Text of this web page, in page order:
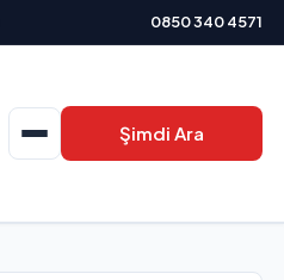
0850 340 4571
Şimdi Ara